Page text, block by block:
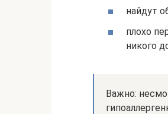
найдут
плохо
никого
Важно: